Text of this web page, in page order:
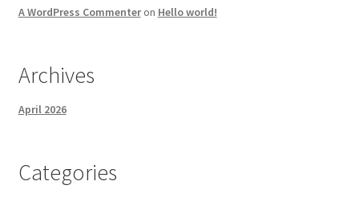
A WordPress Commenteron Hello world!
Archives
April 2026
Categories